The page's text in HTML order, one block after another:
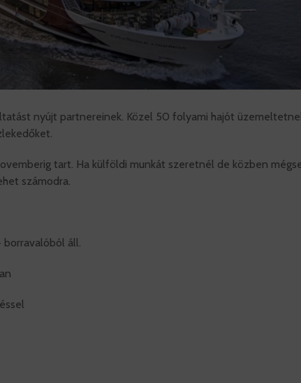
nyújt partnereinek. Közel 50 folyami hajót
tart. Ha külföldi munkát szeretnél de közben
számodra.
áll.